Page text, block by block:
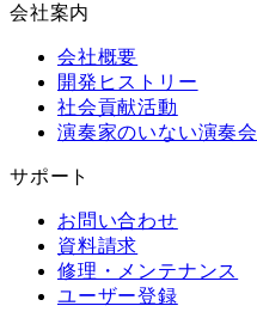
会社案内
会社概要
開発ヒストリー
社会貢献活動
演奏家のいない演奏会
サポート
お問い合わせ
資料請求
修理・メンテナンス
ユーザー登録